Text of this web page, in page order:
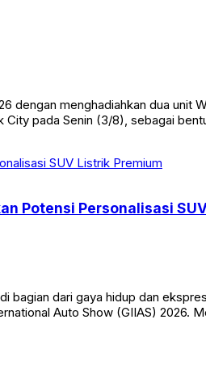
menghadiahkan dua unit
pada Senin (3/8), sebagai
Potensi Personalisasi
dari gaya hidup dan
Auto Show (GIIAS) 2026.